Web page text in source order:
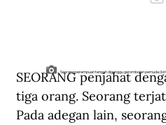
Seorang perempuan tengah diganggu gerombolan pemuda
SEORANG penjahat
tiga orang. Seorang
Pada adegan lain,